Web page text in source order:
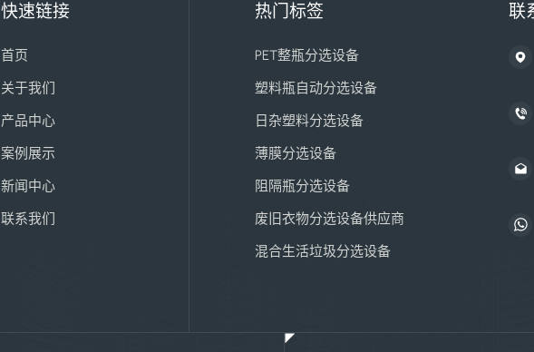
快速链接
首页
关于我们
产品中心
案例展示
新闻中心
联系我们
热门标签
PET整瓶分选设备
塑料瓶自动分选设备
日杂塑料分选设备
薄膜分选设备
阻隔瓶分选设备
废旧衣物分选设备供应商
混合生活垃圾分选设备
联